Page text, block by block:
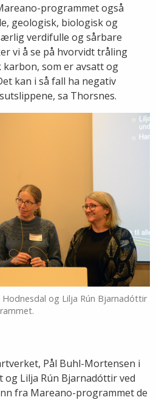
programmet også
geologisk, biologisk og
verdifulle og sårbare
vi å se på hvorvidt tråling
som er avsatt og
kan i så fall ha negativ
sa Thorsnes.
og Lilja Rún Bjarnadóttir
Pål Buhl-Mortensen i
Lilja Rún Bjarnadóttir ved
fra Mareano-programmet de